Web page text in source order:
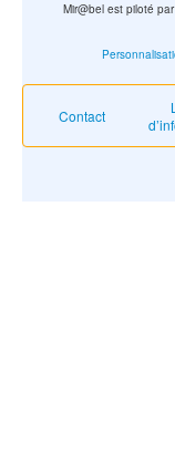
Contact
Mir@bel est piloté par